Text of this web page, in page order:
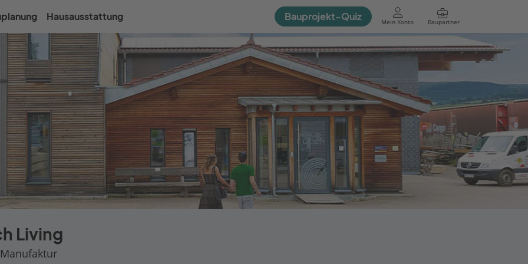
Hausausstattung Bauprojekt-Quiz Mein Konto
Anmelden
Baupartner
Living